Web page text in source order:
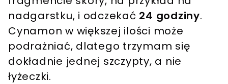
nadgarstku, i odczekać 24 godziny.
Cynamon w większej ilości może
podrażniać, dlatego trzymam się
dokładnie jednej szczypty, a nie
łyżeczki.